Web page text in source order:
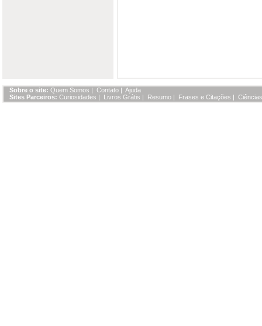
Sobre o site: Quem Somos | Contato | Ajuda
Sites Parceiros: Curiosidades | Livros Grátis | Resumo | Frases e Citações |